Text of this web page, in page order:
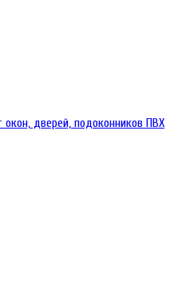
дверей, подоконников ПВХ